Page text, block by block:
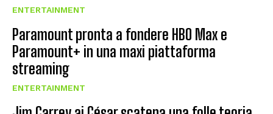
ENTERTAINMENT
Paramount pronta a fondere HBO Max e
Paramount+ in una maxi piattaforma
streaming
ENTERTAINMENT